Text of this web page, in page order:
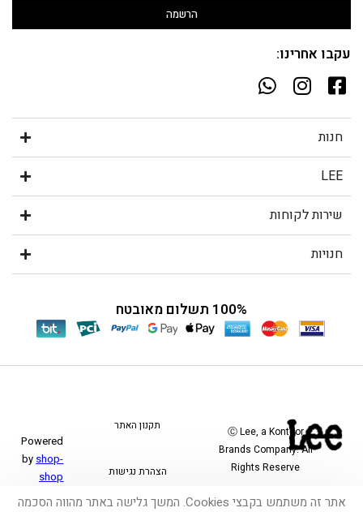
הרשמה
עקבו אחרינו:
חנות
LEE
שירות לקוחות
חנויות
100% תשלום מאובטח
Ⓒ Lee, a Kontoor
Brands Company. All
Rights Reserve
תקנון האתר
הצהרת נגישות
Powered
by shop-
shop
אתר זה משתמש בקבצי Cookies. המשך גלישה באתר מהווה הסכמה